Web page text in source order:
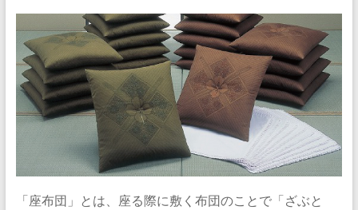
「座布団」とは、座る際に敷く布団のことで「ざぶと